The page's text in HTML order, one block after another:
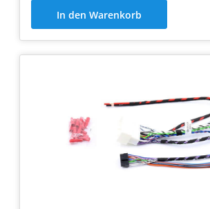
In den Warenkorb